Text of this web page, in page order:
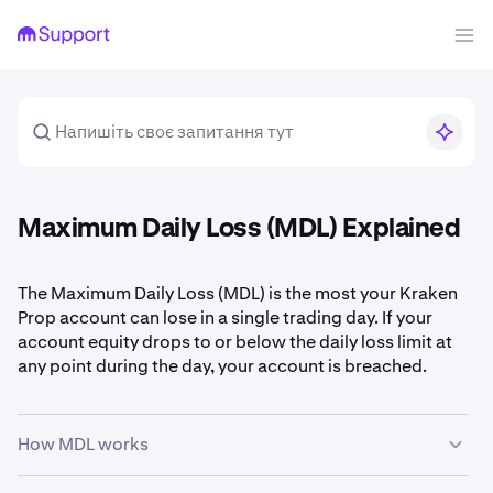
Maximum Daily Loss (MDL) Explained
The Maximum Daily Loss (MDL) is the most your Kraken
Prop account can lose in a single trading day. If your
account equity drops to or below the daily loss limit at
any point during the day, your account is breached.
How MDL works